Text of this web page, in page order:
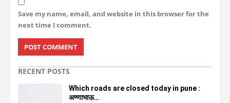
Save my name, email, and website in this browser for the
next time I comment.
RECENT POSTS
Which roads are closed today in pune :
अण्णाभाऊ…